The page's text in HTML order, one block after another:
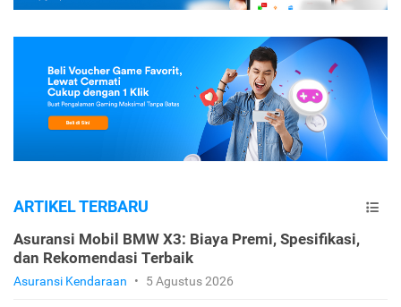
ARTIKEL TERBARU
Asuransi Mobil BMW X3: Biaya Premi, Spesifikasi,
dan Rekomendasi Terbaik
Asuransi Kendaraan • 5 Agustus 2026